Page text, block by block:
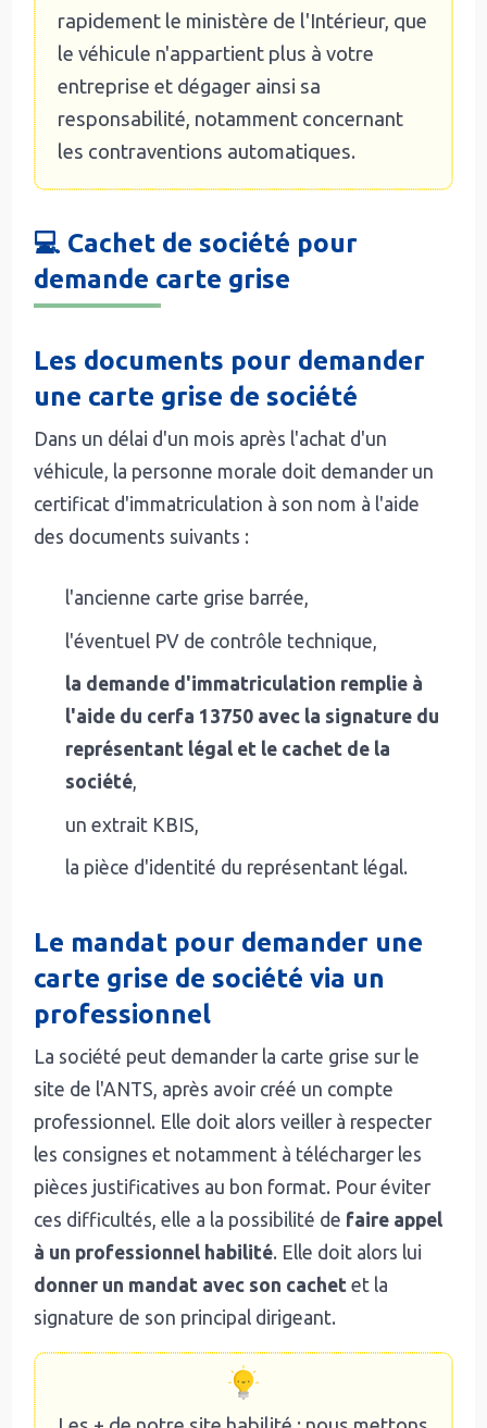
rapidement le ministère de l'Intérieur, que
le véhicule n'appartient plus à votre
entreprise et dégager ainsi sa
responsabilité, notamment concernant
les contraventions automatiques.
💻 Cachet de société pour
demande carte grise
Les documents pour demander
une carte grise de société
Dans un délai d'un mois après l'achat d'un
véhicule, la personne morale doit demander un
certificat d'immatriculation à son nom à l'aide
des documents suivants :
l'ancienne carte grise barrée,
l'éventuel PV de contrôle technique,
la demande d'immatriculation remplie à
l'aide du cerfa 13750 avec la signature du
représentant légal et le cachet de la
société,
un extrait KBIS,
la pièce d'identité du représentant légal.
Le mandat pour demander une
carte grise de société via un
professionnel
La société peut demander la carte grise sur le
site de l'ANTS, après avoir créé un compte
professionnel. Elle doit alors veiller à respecter
les consignes et notamment à télécharger les
pièces justificatives au bon format. Pour éviter
ces difficultés, elle a la possibilité de faire appel
à un professionnel habilité. Elle doit alors lui
donner un mandat avec son cachet et la
signature de son principal dirigeant.